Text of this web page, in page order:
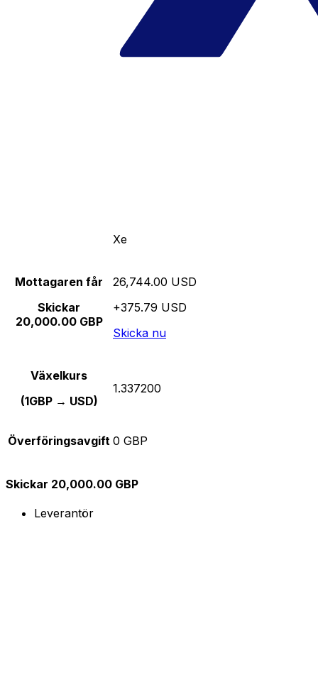
Xe
Mottagaren får
Skickar
20,000.00 GBP
26,744.00 USD
+375.79 USD
Skicka nu
Växelkurs
(1GBP → USD)
1.337200
Överföringsavgift 0 GBP
Skickar 20,000.00 GBP
Leverantör